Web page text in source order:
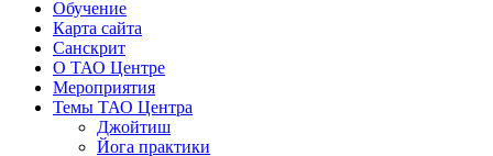
Обучение
Карта сайта
Санскрит
О ТАО Центре
Мероприятия
Темы ТАО Центра
Джойтиш
Йога практики